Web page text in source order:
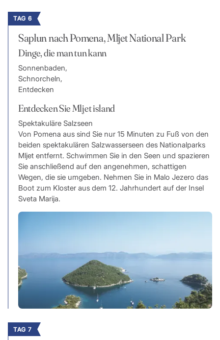
TAG 6
Saplun nach Pomena, Mljet National Park
Dinge, die man tun kann
Sonnenbaden,
Schnorcheln,
Entdecken
Entdecken Sie Mljet island
Spektakuläre Salzseen
Von Pomena aus sind Sie nur 15 Minuten zu Fuß von den
beiden spektakulären Salzwasserseen des Nationalparks
Mljet entfernt. Schwimmen Sie in den Seen und spazieren
Sie anschließend auf den angenehmen, schattigen
Wegen, die sie umgeben. Nehmen Sie in Malo Jezero das
Boot zum Kloster aus dem 12. Jahrhundert auf der Insel
Sveta Marija.
TAG 7